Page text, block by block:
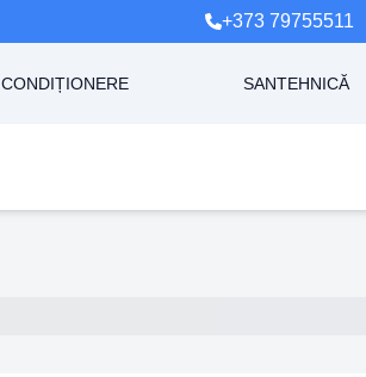
+373 79755511
CONDIȚIONERE SANTEHNICĂ